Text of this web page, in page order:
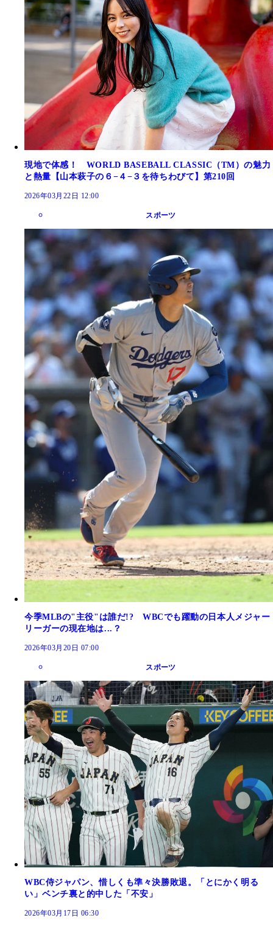
現地で体感！ WORLD BASEBALL CLASSIC（TM）の魅力
と熱量【山本萩子の６−４−３を待ちわびて】第210回
2026年03月22日 12:00
スポーツ
今季MLBの"主役"は誰だ!? WBCでも躍動の日本人メジャー
リーガーの現在地は...？
2026年03月20日 07:00
スポーツ
WBC侍ジャパン、惜しくも準々決勝敗退。「とにかく明る
い」ベンチ裏と的中した「不安」
2026年03月17日 06:30